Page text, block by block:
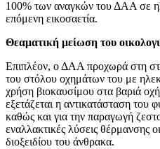
100% των αναγκών του ΔΑΑ σε
επόμενη εικοσαετία.
Θεαματική μείωση του
Επιπλέον, ο ΔΑΑ προχωρά στη
του στόλου οχημάτων του με
χρήση βιοκαυσίμου στα βαριά
εξετάζεται η αντικατάσταση του
καθώς και για την παραγωγή
εναλλακτικές λύσεις θέρμανσης
διοξειδίου του άνθρακα.